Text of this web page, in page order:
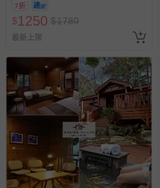
7折
$1250 $1780
最新上架